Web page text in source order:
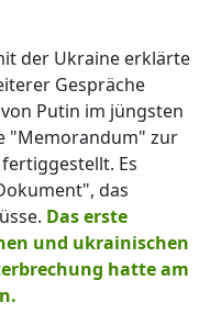
der Ukraine erklärte
Gespräche
Putin im jüngsten
"Memorandum" zur
Es
das
Das erste
und ukrainischen
hatte am